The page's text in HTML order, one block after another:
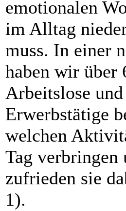
emotionalen
im Alltag
muss. In einer
haben wir über
Arbeitslose und
Erwerbstätige
welchen
Tag verbringen
zufrieden sie
1).